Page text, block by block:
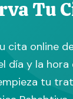
Tu
cita online
día y la
tu